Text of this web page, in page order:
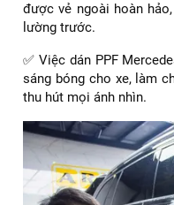
được vẻ ngoài hoàn
lường trước.
✅ Việc dán PPF
sáng bóng cho xe, làm
thu hút mọi ánh nhìn.